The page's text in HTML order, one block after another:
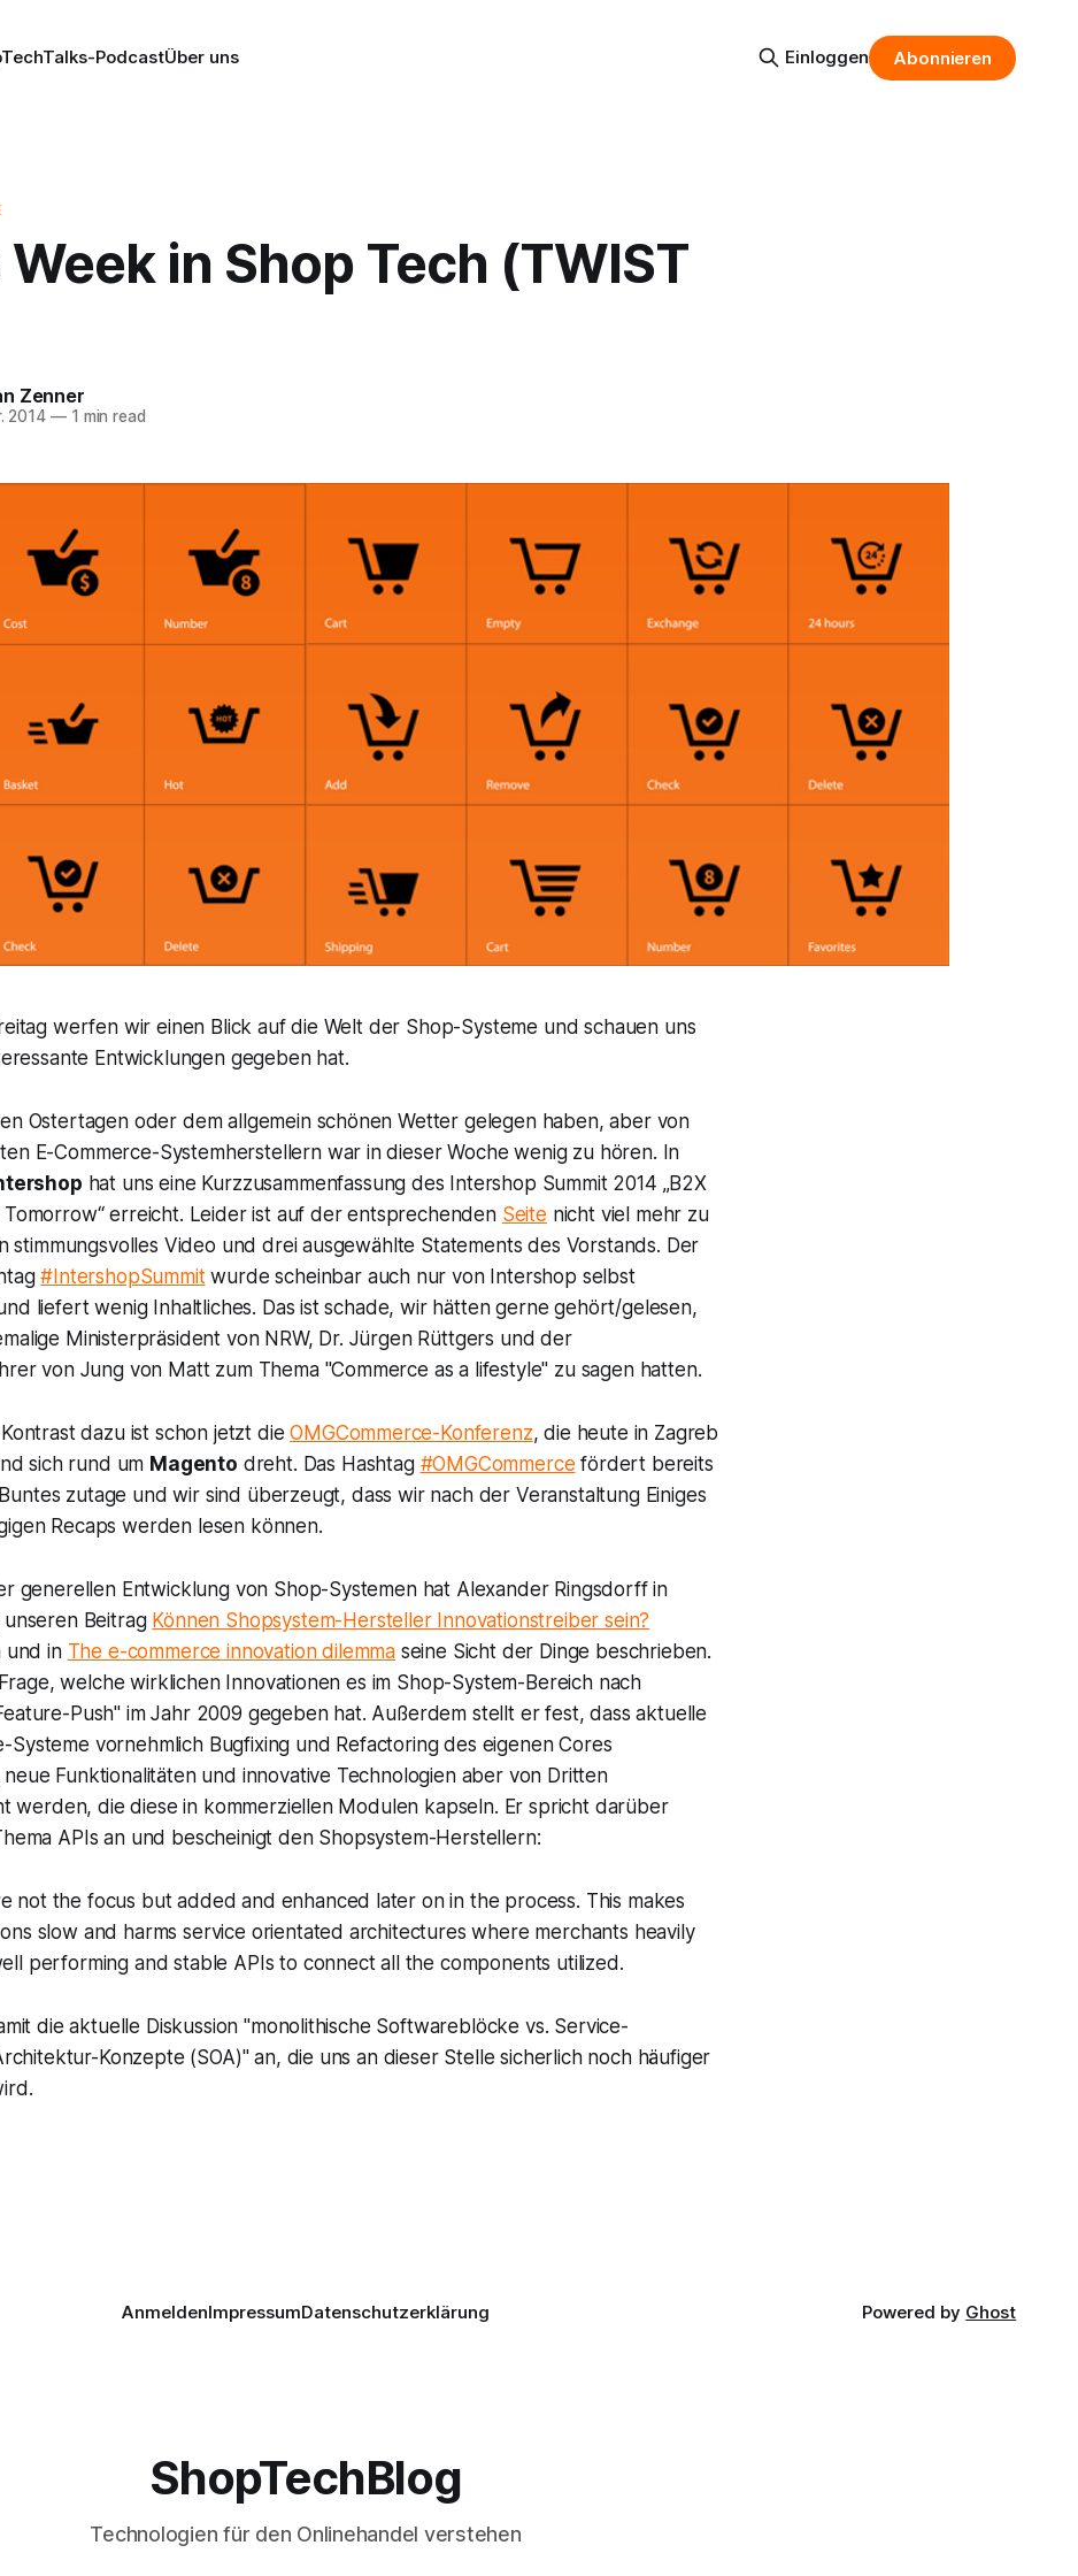
PodcastÜber uns Einloggen Abonnieren
in Shop Tech (TWIST
Zenner
2014 —1 min read
werfen wir einen Blick auf die Welt der Shop-Systeme und schauen uns
Entwicklungen gegeben hat.
Ostertagen oder dem allgemein schönen Wetter gelegen haben, aber von
E-Commerce-Systemherstellern war in dieser Woche wenig zu hören. In
hat uns eine Kurzzusammenfassung des Intershop Summit 2014 „B2X
erreicht. Leider ist auf der entsprechenden Seite nicht viel mehr zu
stimmungsvolles Video und drei ausgewählte Statements des Vorstands. Der
#IntershopSummitwurde scheinbar auch nur von Intershop selbst
liefert wenig Inhaltliches. Das ist schade, wir hätten gerne gehört/gelesen,
Ministerpräsident von NRW, Dr. Jürgen Rüttgers und der
von Jung von Matt zum Thema "Commerce as a lifestyle" zu sagen hatten.
Kontrast dazu ist schon jetzt dieOMGCommerce-Konferenz, die heute in Zagreb
sich rund um Magento dreht. Das Hashtag #OMGCommerce fördert bereits
zutage und wir sind überzeugt, dass wir nach der Veranstaltung Einiges
Recaps werden lesen können.
generellen Entwicklung von Shop-Systemen hat Alexander Ringsdorff in
unseren Beitrag Können Shopsystem-Hersteller Innovationstreiber sein?
und in The e-commerce innovation dilemma seine Sicht der Dinge beschrieben.
welche wirklichen Innovationen es im Shop-System-Bereich nach
Push" im Jahr 2009 gegeben hat. Außerdem stellt er fest, dass aktuelle
Systeme vornehmlich Bugfixing und Refactoring des eigenen Cores
Funktionalitäten und innovative Technologien aber von Dritten
werden, die diese in kommerziellen Modulen kapseln. Er spricht darüber
APIs an und bescheinigt den Shopsystem-Herstellern:
not the focus but added and enhanced later on in the process. This makes
slow and harms service orientated architectures where merchants heavily
performing and stable APIs to connect all the components utilized.
die aktuelle Diskussion "monolithische Softwareblöcke vs. Service-
Konzepte (SOA)" an, die uns an dieser Stelle sicherlich noch häufiger
AnmeldenImpressumDatenschutzerklärung Powered by Ghost
ShopTechBlog
Technologien für den Onlinehandel verstehen